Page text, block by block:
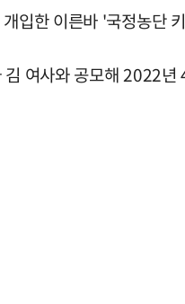
입한 이른바 '국정농단
여사와 공모해 2022